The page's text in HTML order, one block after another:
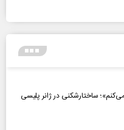
ساختارشکنی در ژانر پلیسی